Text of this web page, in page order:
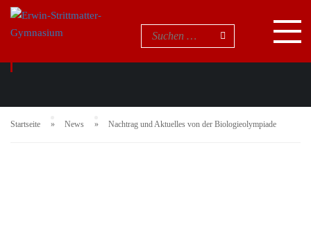
NEUIGKEITEN
Startseite News Nachtrag und Aktuelles von der Biologieolympiade